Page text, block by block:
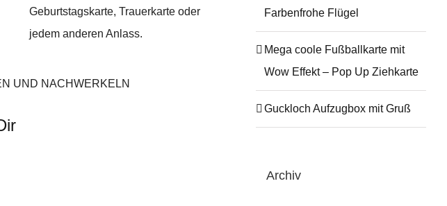
Geburtstagskarte, Trauerkarte oder
jedem anderen Anlass.
UND NACHWERKELN
Farbenfrohe Flügel
Mega coole Fußballkarte mit
Wow Effekt – Pop Up Ziehkarte
Guckloch Aufzugbox mit Gruß
Archiv